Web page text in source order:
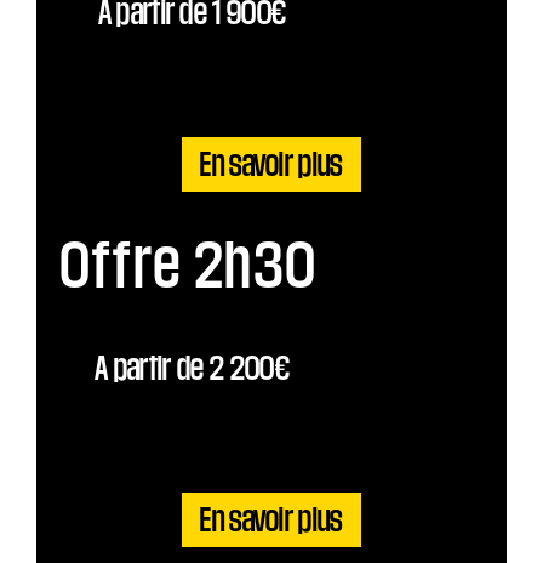
A partir de 1 900€
En savoir plus
Offre 2h30
A partir de 2 200€
En savoir plus